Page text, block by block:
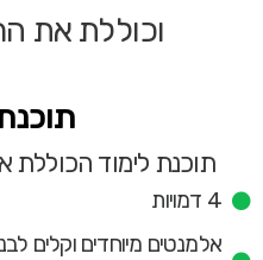
וכוללת את
תוכנת לימוד הכוללת
4 דמויות
אלמנטים מיוחדים וקלים